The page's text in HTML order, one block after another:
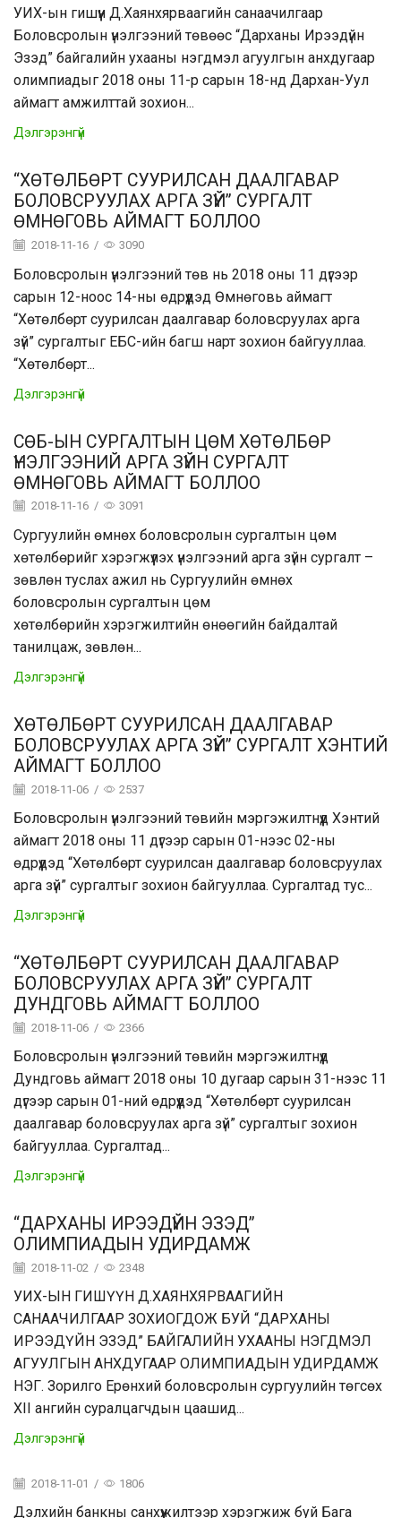
УИХ-ын гишүүн Д.Хаянхярваагийн санаачилгаар
Боловсролын үнэлгээний төвөөс “Дарханы Ирээдүйн
Эзэд” байгалийн ухааны нэгдмэл агуулгын анхдугаар
олимпиадыг 2018 оны 11-р сарын 18-нд Дархан-Уул
аймагт амжилттай зохион...
Дэлгэрэнгүй
“ХӨТӨЛБӨРТ СУУРИЛСАН ДААЛГАВАР
БОЛОВСРУУЛАХ АРГА ЗҮЙ” СУРГАЛТ
ӨМНӨГОВЬ АЙМАГТ БОЛЛОО
2018-11-16 / 3090
Боловсролын үнэлгээний төв нь 2018 оны 11 дүгээр
сарын 12-ноос 14-ны өдрүүдэд Өмнөговь аймагт
“Хөтөлбөрт суурилсан даалгавар боловсруулах арга
зүй” сургалтыг ЕБС-ийн багш нарт зохион байгууллаа.
“Хөтөлбөрт...
Дэлгэрэнгүй
СӨБ-ЫН СУРГАЛТЫН ЦӨМ ХӨТӨЛБӨР
ҮНЭЛГЭЭНИЙ АРГА ЗҮЙН СУРГАЛТ
ӨМНӨГОВЬ АЙМАГТ БОЛЛОО
2018-11-16 / 3091
Сургуулийн өмнөх боловсролын сургалтын цөм
хөтөлбөрийг хэрэгжүүлэх үнэлгээний арга зүйн сургалт –
зөвлөн туслах ажил нь Сургуулийн өмнөх
боловсролын сургалтын цөм
хөтөлбөрийн хэрэгжилтийн өнөөгийн байдалтай
танилцаж, зөвлөн...
Дэлгэрэнгүй
ХӨТӨЛБӨРТ СУУРИЛСАН ДААЛГАВАР
БОЛОВСРУУЛАХ АРГА ЗҮЙ” СУРГАЛТ ХЭНТИЙ
АЙМАГТ БОЛЛОО
2018-11-06 / 2537
Боловсролын үнэлгээний төвийн мэргэжилтнүүд Хэнтий
аймагт 2018 оны 11 дүгээр сарын 01-нээс 02-ны
өдрүүдэд “Хөтөлбөрт суурилсан даалгавар боловсруулах
арга зүй” сургалтыг зохион байгууллаа. Сургалтад тус...
Дэлгэрэнгүй
“ХӨТӨЛБӨРТ СУУРИЛСАН ДААЛГАВАР
БОЛОВСРУУЛАХ АРГА ЗҮЙ” СУРГАЛТ
ДУНДГОВЬ АЙМАГТ БОЛЛОО
2018-11-06 / 2366
Боловсролын үнэлгээний төвийн мэргэжилтнүүд
Дундговь аймагт 2018 оны 10 дугаар сарын 31-нээс 11
дүгээр сарын 01-ний өдрүүдэд “Хөтөлбөрт суурилсан
даалгавар боловсруулах арга зүй” сургалтыг зохион
байгууллаа. Сургалтад...
Дэлгэрэнгүй
“ДАРХАНЫ ИРЭЭДҮЙН ЭЗЭД”
ОЛИМПИАДЫН УДИРДАМЖ
2018-11-02 / 2348
УИХ-ЫН ГИШҮҮН Д.ХАЯНХЯРВААГИЙН
САНААЧИЛГААР ЗОХИОГДОЖ БУЙ “ДАРХАНЫ
ИРЭЭДҮЙН ЭЗЭД” БАЙГАЛИЙН УХААНЫ НЭГДМЭЛ
АГУУЛГЫН АНХДУГААР ОЛИМПИАДЫН УДИРДАМЖ
НЭГ. Зорилго Ерөнхий боловсролын сургуулийн төгсөх
XII ангийн суралцагчдын цаашид...
Дэлгэрэнгүй
2018-11-01 / 1806
Дэлхийн банкны санхүүжилтээр хэрэгжиж буй Бага